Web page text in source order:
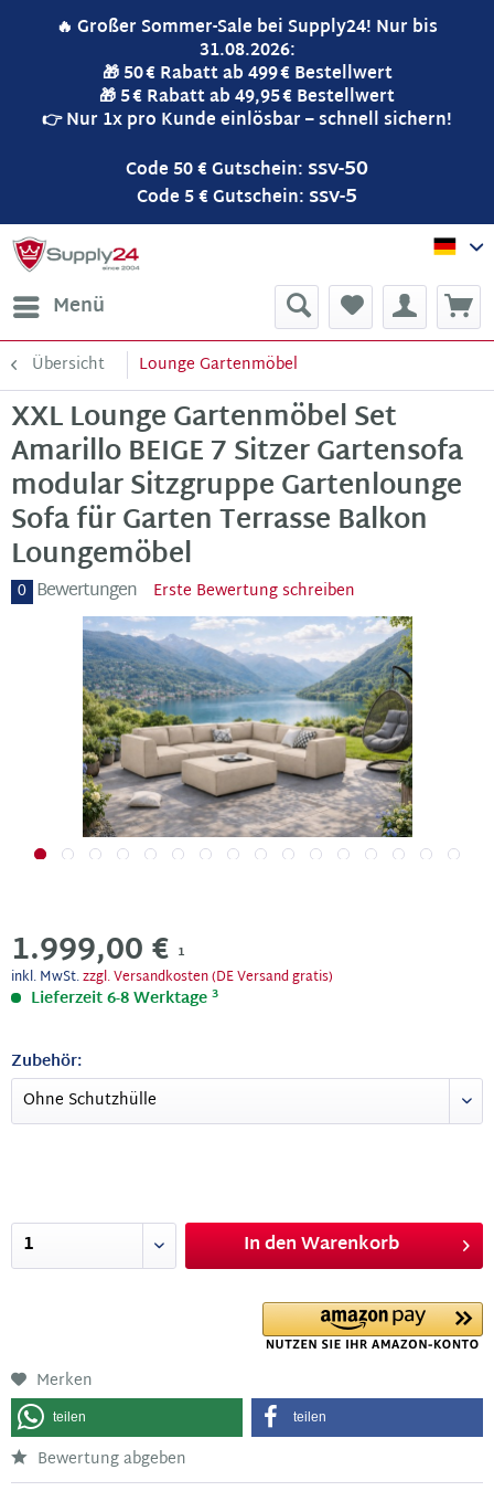
🔥 Großer Sommer-Sale bei Supply24! Nur bis
31.08.2026:
🎁 50 € Rabatt ab 499 € Bestellwert
🎁 5 € Rabatt ab 49,95 € Bestellwert
👉 Nur 1x pro Kunde einlösbar – schnell sichern!
Code 50 € Gutschein: ssv-50
Code 5 € Gutschein: ssv-5
Menü
Übersicht Lounge Gartenmöbel
XXL Lounge Gartenmöbel Set
Amarillo BEIGE 7 Sitzer Gartensofa
modular Sitzgruppe Gartenlounge
Sofa für Garten Terrasse Balkon
Loungemöbel
0 Bewertungen Erste Bewertung schreiben
1.999,00 € 1
inkl. MwSt.zzgl. Versandkosten (DE Versand gratis)
Lieferzeit 6-8 Werktage 3
Zubehör:
In denWarenkorb
Merken
teilen teilen
Bewertung abgeben